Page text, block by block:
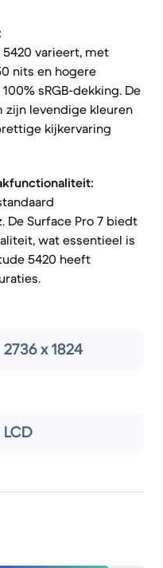
varieert, met
nits en hogere
sRGB-dekking. De
zijn levendige kleuren
kijkervaring
De Surface Pro 7 biedt
wat essentieel is
5420 heeft
2736 x 1824
LCD